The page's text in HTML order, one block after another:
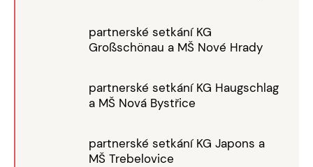
partnerské setkání KG
Großschönau a MŠ Nové Hrady
partnerské setkání KG Haugschlag
a MŠ Nová Bystřice
partnerské setkání KG Japons a
MŠ Trebelovice